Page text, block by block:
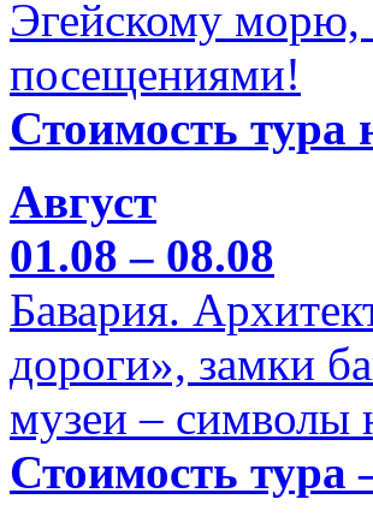
Эгейскому морю,
посещениями!
Стоимость тура
Август
01.08 – 08.08
Бавария.
дороги», замки
музеи – символы
Стоимость тура